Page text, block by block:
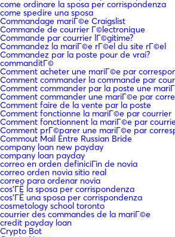
come ordinare la sposa per corrispondenza
come spedire una sposa
Commandage mariГ©e Craigslist
Commande de courrier Г©lectronique
Commande par courrier lГ©gitime?
Commandez la mariГ©e rГ©el du site rГ©el
Commandez par la poste pour de vrai?
commanditГ©
Comment acheter une mariГ©e par
Comment commander la commande par
Comment commander par la poste une
Comment commander une mariГ©e par
Comment faire de la vente par la poste
Comment fonctionne la mariГ©e par courrier
Comment fonctionnent la mariГ©e par
Comment prГ©parer une mariГ©e par
Commout Mail Entre Russian Bride
company loan new payday
company loan payday
correo en orden definiciГіn de novia
correo orden novia sitio real
correo para ordenar novia
cos'ГЁ la sposa per corrispondenza
cos'ГЁ una sposa per corrispondenza
cosmetology school toronto
courrier des commandes de la mariГ©e
credit payday loan
Crypto Bot